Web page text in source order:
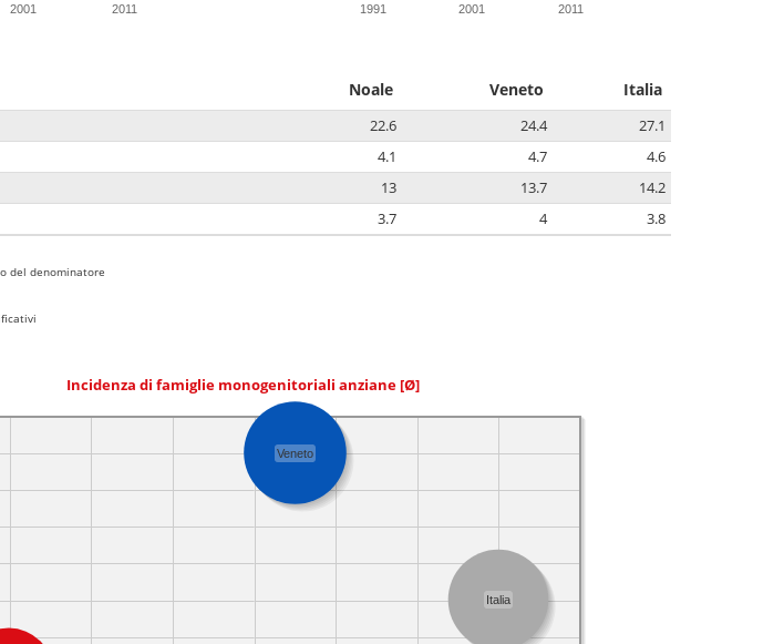
2001 2011 1991 2001 2011
Noale Veneto Italia
22.6 24.4
27.1
4.1 4.7
4.6
13 13.7
14.2
3.7 4 3.8
del denominatore
Incidenza di famiglie monogenitoriali anziane [Ø]
Veneto
Italia